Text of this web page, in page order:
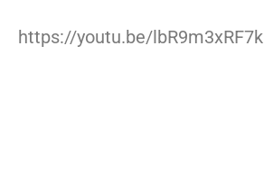
https://youtu.be/lbR9m3xRF7k